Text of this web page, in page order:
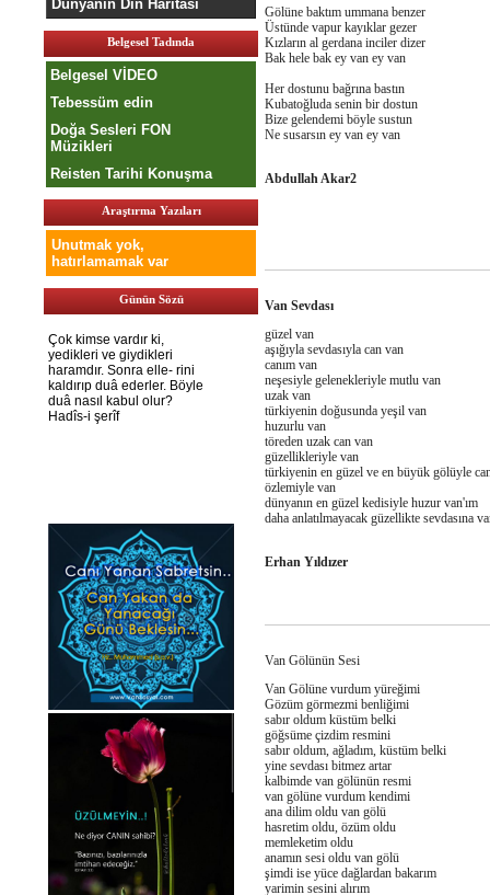
Dünyanın Din Haritası
Belgesel Tadında
Belgesel VİDEO
Tebessüm edin
Doğa Sesleri FON
Müzikleri
Reisten Tarihi Konuşma
Araştırma Yazıları
Unutmak yok,
hatırlamamak var
Günün Sözü
Gölüne baktım ummana benzer
Üstünde vapur kayıklar gezer
Kızların al gerdana inciler dizer
Bak hele bak ey van ey van
Her dostunu bağrına bastın
Kubatoğluda senin bir dostun
Bize gelendemi böyle sustun
Ne susarsın ey van ey van
Abdullah Akar2
Van Sevdası
güzel van
aşığıyla sevdasıyla can van
canım van
neşesiyle gelenekleriyle mutlu van
uzak van
türkiyenin doğusunda yeşil van
huzurlu van
töreden uzak can van
güzellikleriyle van
türkiyenin en güzel ve en büyük gölüyle
özlemiyle van
dünyanın en güzel kedisiyle huzur van'ım
daha anlatılmayacak güzellikte sevdasına
Erhan Yıldızer
Van Gölünün Sesi
Van Gölüne vurdum yüreğimi
Gözüm görmezmi benliğimi
sabır oldum küstüm belki
göğsüme çizdim resmini
sabır oldum, ağladım, küstüm belki
yine sevdası bitmez artar
kalbimde van gölünün resmi
van gölüne vurdum kendimi
ana dilim oldu van gölü
hasretim oldu, özüm oldu
memleketim oldu
anamın sesi oldu van gölü
şimdi ise yüce dağlardan bakarım
yarimin sesini alırım